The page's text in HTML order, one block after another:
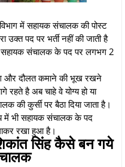
में सहायक संचालक की पोस्ट
उक्त पद पर भर्ती नहीं की जाती है
सहायक संचालक के पद पर लगभग 2
और दौलत कमाने की भूख रखने
है अब चाहे वे योग्य हो या
की कुर्सी पर बैठा दिया जाता है।
में भी सहायक संचालक के पद
रखा हुआ है।
सिंह कैसे बन गये